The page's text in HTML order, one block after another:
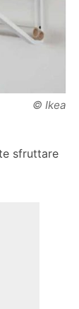
© Ikea
sfruttare